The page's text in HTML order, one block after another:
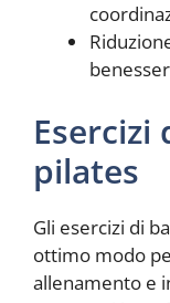
Esercizi
pilates
Gli esercizi di
ottimo modo
allenamento e